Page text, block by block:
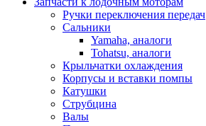
Ручки переключения передач
Сальники
Yamaha, аналоги
Tohatsu, аналоги
Крыльчатки охлаждения
Корпусы и вставки помпы
Катушки
Струбцина
Валы